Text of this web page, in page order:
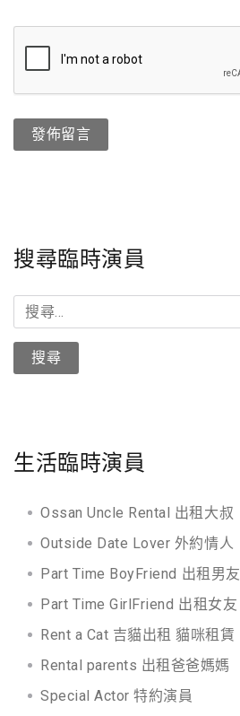
搜尋臨時演員
搜
尋
鍵
生活臨時演員
Ossan Uncle Rental 出租大叔
Outside Date Lover 外約情人
Part Time BoyFriend 出租男友
Part Time GirlFriend 出租女友
Rent a Cat 吉貓出租 貓咪租賃
Rental parents 出租爸爸媽媽
Special Actor 特約演員